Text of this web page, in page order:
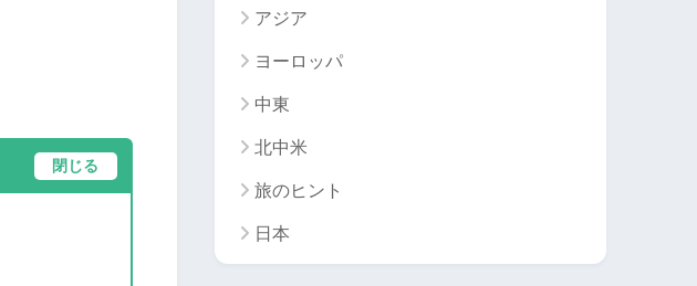
閉じる
アジア
ヨーロッパ
中東
北中米
旅のヒント
日本